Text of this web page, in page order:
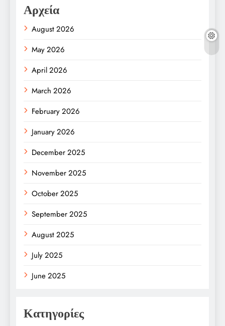
Αρχεία
August 2026
May 2026
April 2026
March 2026
February 2026
January 2026
December 2025
November 2025
October 2025
September 2025
August 2025
July 2025
June 2025
Κατηγορίες